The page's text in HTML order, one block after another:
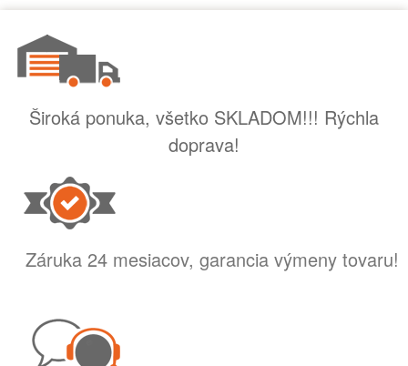
Široká ponuka, všetko SKLADOM!!! Rýchla
doprava!
Záruka 24 mesiacov, garancia výmeny tovaru!